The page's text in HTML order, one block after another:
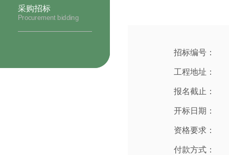
采购招标
Procurement bidding
招标编号：
工程地址：
报名截止：
开标日期：
资格要求：
付款方式：